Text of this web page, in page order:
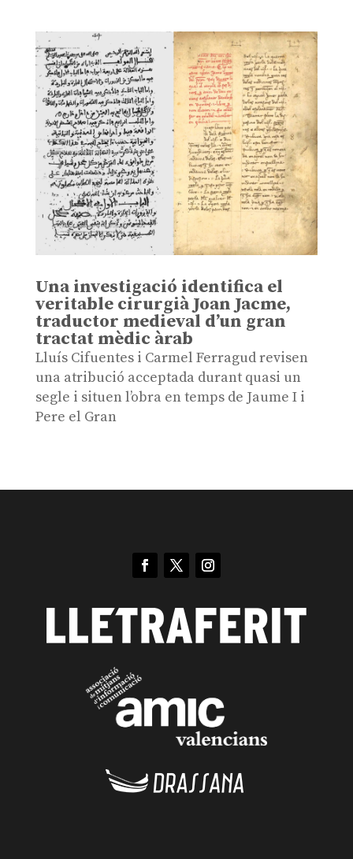
Una investigació identifica el
veritable cirurgià Joan Jacme,
traductor medieval d’un gran
tractat mèdic àrab
Lluís Cifuentes i Carmel Ferragud revisen
una atribució acceptada durant quasi un
segle i situen l’obra en temps de Jaume I i
Pere el Gran